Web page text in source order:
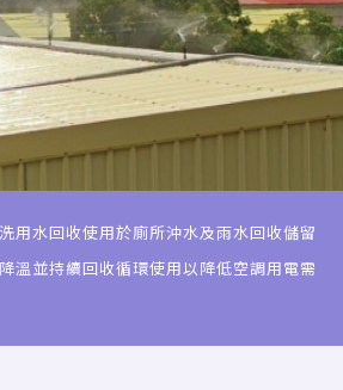
用水回收使用於廁所沖水及雨水回收儲留
溫並持續回收循環使用以降低空調用電需